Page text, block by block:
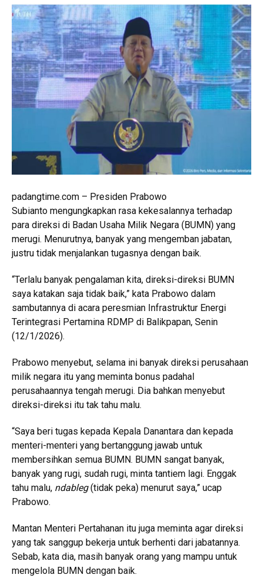
padangtime.com – Presiden Prabowo
Subianto mengungkapkan rasa kekesalannya terhadap
para direksi di Badan Usaha Milik Negara (BUMN) yang
merugi. Menurutnya, banyak yang mengemban jabatan,
justru tidak menjalankan tugasnya dengan baik.
“Terlalu banyak pengalaman kita, direksi-direksi BUMN
saya katakan saja tidak baik,” kata Prabowo dalam
sambutannya di acara peresmian Infrastruktur Energi
Terintegrasi Pertamina RDMP di Balikpapan, Senin
(12/1/2026).
Prabowo menyebut, selama ini banyak direksi perusahaan
milik negara itu yang meminta bonus padahal
perusahaannya tengah merugi. Dia bahkan menyebut
direksi-direksi itu tak tahu malu.
“Saya beri tugas kepada Kepala Danantara dan kepada
menteri-menteri yang bertanggung jawab untuk
membersihkan semua BUMN. BUMN sangat banyak,
banyak yang rugi, sudah rugi, minta tantiem lagi. Enggak
tahu malu, ndableg(tidak peka) menurut saya,” ucap
Prabowo.
Mantan Menteri Pertahanan itu juga meminta agar direksi
yang tak sanggup bekerja untuk berhenti dari jabatannya.
Sebab, kata dia, masih banyak orang yang mampu untuk
mengelola BUMN dengan baik.